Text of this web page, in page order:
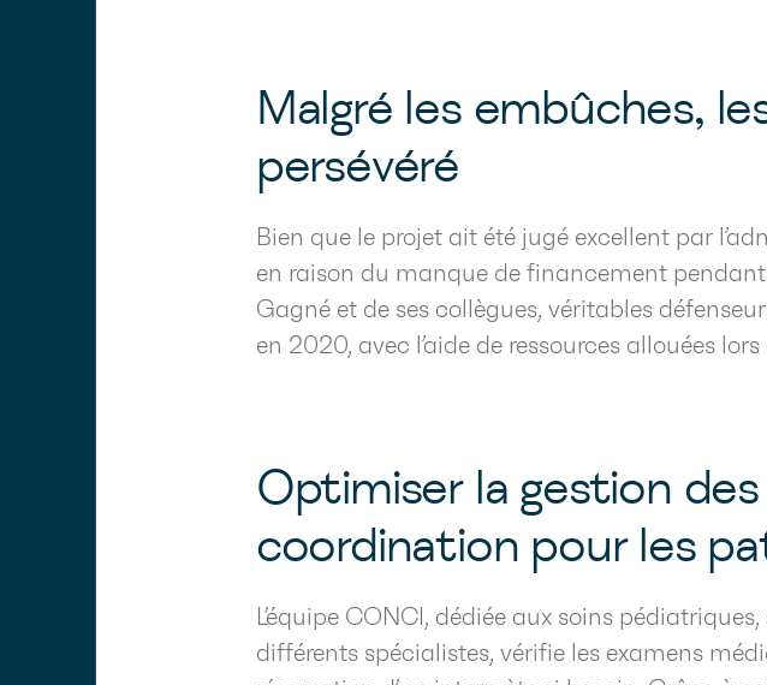
Malgré les embûches,
persévéré
Bien que le projet ait été jugé excellent par
en raison du manque de financement pendant
Gagné et de ses collègues, véritables
en 2020, avec l’aide de ressources allouées
Optimiser la gestion
coordination pour les
L’équipe CONCI, dédiée aux soins
différents spécialistes, vérifie les examens